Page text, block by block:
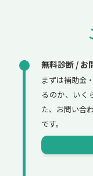
無料診断 / お
まずは補助金
るのか、いく
た、お問い合
です。